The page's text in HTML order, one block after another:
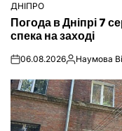
ОПУБЛІКУВАТИ
ДНІПРО
Погода в Дніпрі 7
спека на заході
on06.08.2026Опубліковано
Наумова